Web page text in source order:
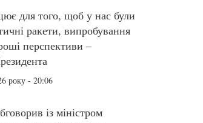
для того, щоб у нас були
ракети, випробування
перспективи –
року - 20:06
із міністром